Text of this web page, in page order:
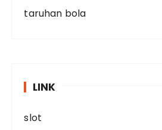
taruhan bola
LINK
slot